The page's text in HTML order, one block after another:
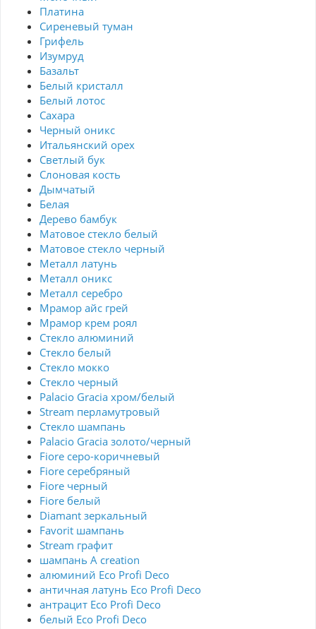
Платина
Сиреневый туман
Грифель
Изумруд
Базальт
Белый кристалл
Белый лотос
Сахара
Черный оникс
Итальянский орех
Светлый бук
Слоновая кость
Дымчатый
Белая
Дерево бамбук
Матовое стекло белый
Матовое стекло черный
Металл латунь
Металл оникс
Металл серебро
Мрамор айс грей
Мрамор крем роял
Стекло алюминий
Стекло белый
Стекло мокко
Стекло черный
Palacio Gracia хром/белый
Stream перламутровый
Стекло шампань
Palacio Gracia золото/черный
Fiore серо-коричневый
Fiore серебряный
Fiore черный
Fiore белый
Diamant зеркальный
Favorit шампань
Stream графит
шампань A creation
алюминий Eco Profi Deco
античная латунь Eco Profi Deco
антрацит Eco Profi Deco
белый Eco Profi Deco